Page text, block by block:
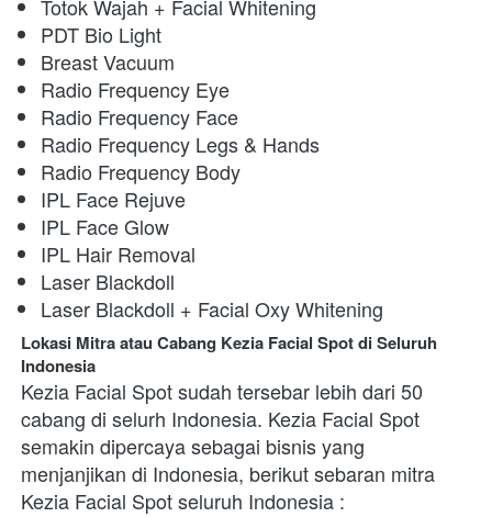
Totok Wajah + Facial Whitening
PDT Bio Light
Breast Vacuum
Radio Frequency Eye
Radio Frequency Face
Radio Frequency Legs & Hands
Radio Frequency Body
IPL Face Rejuve
IPL Face Glow
IPL Hair Removal
Laser Blackdoll
Laser Blackdoll + Facial Oxy Whitening
Lokasi Mitra atau Cabang Kezia Facial Spot di Seluruh
Indonesia
Kezia Facial Spot sudah tersebar lebih dari 50
cabang di selurh Indonesia. Kezia Facial Spot
semakin dipercaya sebagai bisnis yang
menjanjikan di Indonesia, berikut sebaran mitra
Kezia Facial Spot seluruh Indonesia :